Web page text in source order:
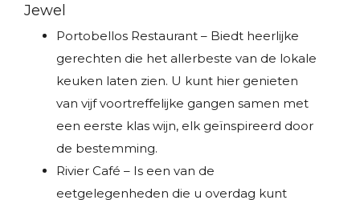
Jewel
Portobellos Restaurant – Biedt heerlijke
gerechten die het allerbeste van de lokale
keuken laten zien. U kunt hier genieten
van vijf voortreffelijke gangen samen met
een eerste klas wijn, elk geïnspireerd door
de bestemming.
Rivier Café – Is een van de
eetgelegenheden die u overdag kunt